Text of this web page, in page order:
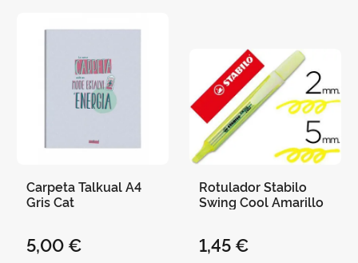
Carpeta Talkual A4
Gris Cat
5,00 €
Rotulador Stabilo
Swing Cool Amarillo
1,45 €